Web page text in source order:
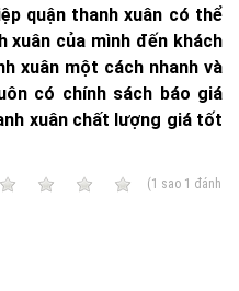
quận thanh xuân có thể
xuân của mình đến khách
xuân một cách nhanh và
có chính sách báo giá
xuân chất lượng giá tốt
(1 sao 1 đánh